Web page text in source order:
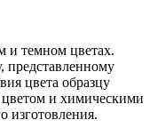
и темном цветах.
представленному
цвета образцу
цветом и химическими
изготовления.